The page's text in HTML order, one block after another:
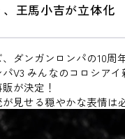
王馬小吉が立体化
ダンガンロンパの10周
パV3 みんなのコロシア
が決定！
見せる穏やかな表情は